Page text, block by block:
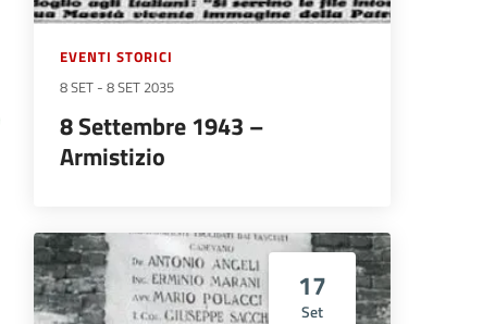
EVENTI STORICI
8 SET - 8 SET 2035
8 Settembre 1943 –
Armistizio
17
Set